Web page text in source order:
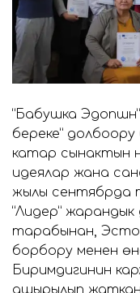
“Бабушка
береке”
катар сынактын
идеялар жана
жылы сентябрда
“Лидер”
тарабынан,
борбору менен
Биримдигинин
ашырылып